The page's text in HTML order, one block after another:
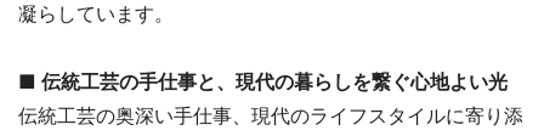
凝らしています。
■ 伝統工芸の手仕事と、現代の暮らしを繋ぐ心地よい光
伝統工芸の奥深い手仕事、現代のライフスタイルに寄り添